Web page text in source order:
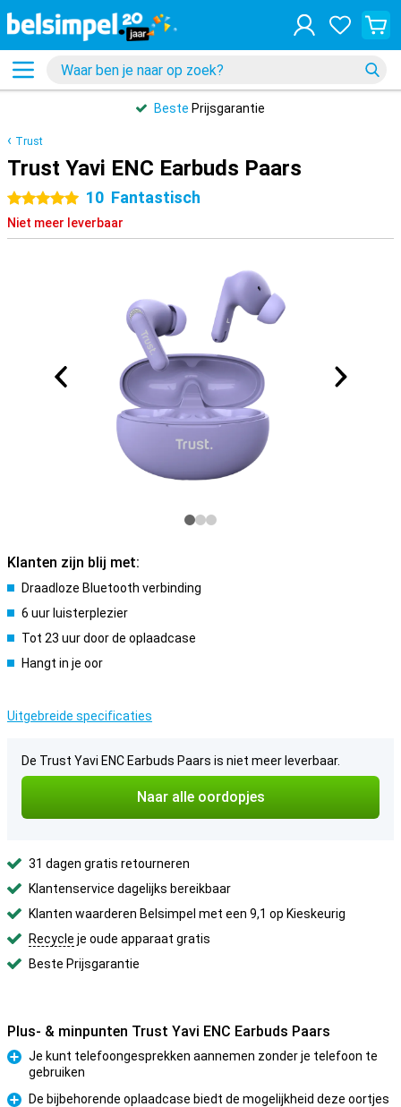
Beste Prijsgarantie
Trust
Trust Yavi ENC Earbuds Paars
5 sterren10 Fantastisch
Niet meer leverbaar
Klanten zijn blij met:
Draadloze Bluetooth verbinding
6 uur luisterplezier
Tot 23 uur door de oplaadcase
Hangt in je oor
Uitgebreide specificaties
De Trust Yavi ENC Earbuds Paars is niet meer leverbaar.
Naar alle oordopjes
31 dagen gratis retourneren
Klantenservice dagelijks bereikbaar
Klanten waarderen Belsimpel met een 9,1 op Kieskeurig
Recycle je oude apparaat gratis
Beste Prijsgarantie
Plus- & minpunten Trust Yavi ENC Earbuds Paars
Pluspunt
Je kunt telefoongesprekken aannemen zonder je telefoon te
gebruiken
De bijbehorende oplaadcase biedt de mogelijkheid deze oortjes